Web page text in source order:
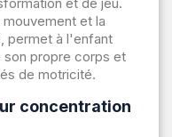
et la
permet à l'enfant
propre corps et
de motricité.
concentration